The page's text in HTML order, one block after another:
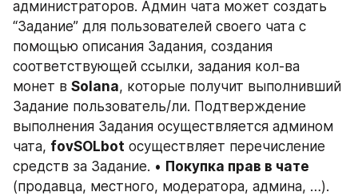
администраторов. Админ чата может создать
“Задание” для пользователей своего чата с
помощью описания Задания, создания
соответствующей ссылки, задания кол-ва
монет в Solana, которые получит выполнивший
Задание пользователь/ли. Подтверждение
выполнения Задания осуществляется админом
чата, fovSOLbot осуществляет перечисление
средств за Задание. •
(продавца, местного, модератора, админа, …).